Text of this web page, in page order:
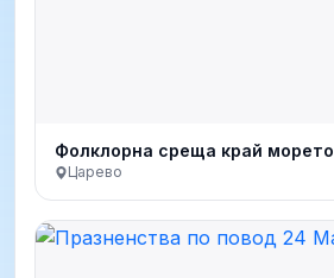
Фолклорна среща край морето
Царево